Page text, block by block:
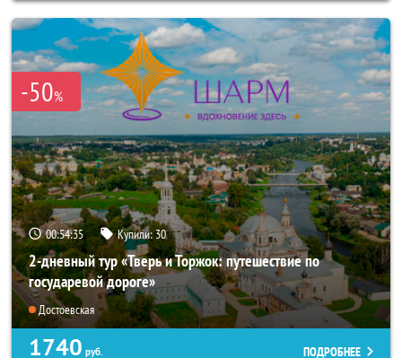
-50%
00:54:33 Купили:30
2-дневный тур «Тверь и Торжок: путешествие по
государевой дороге»
Достоевская
1740 руб.
ПОДРОБНЕЕ